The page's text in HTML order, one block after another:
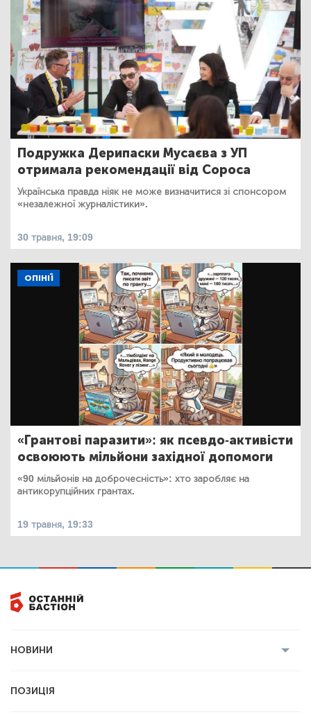
Подружка Дерипаски Мусаєва з УП
отримала рекомендації від Сороса
Українська правда ніяк не може визначитися зі спонсором
«незалежної журналістики».
30 травня, 19:09
ОПІНІЇ
«Грантові паразити»: як псевдо-активісти
освоюють мільйони західної допомоги
«90 мільйонів на доброчесність»: хто заробляє на
антикорупційних грантах.
19 травня, 19:33
НОВИНИ
ПОЗИЦІЯ